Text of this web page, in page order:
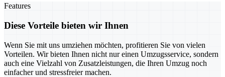
Features
Diese Vorteile bieten wir Ihnen
Wenn Sie mit uns umziehen möchten, profitieren Sie von vielen
Vorteilen. Wir bieten Ihnen nicht nur einen Umzugsservice, sondern
auch eine Vielzahl von Zusatzleistungen, die Ihren Umzug noch
einfacher und stressfreier machen.